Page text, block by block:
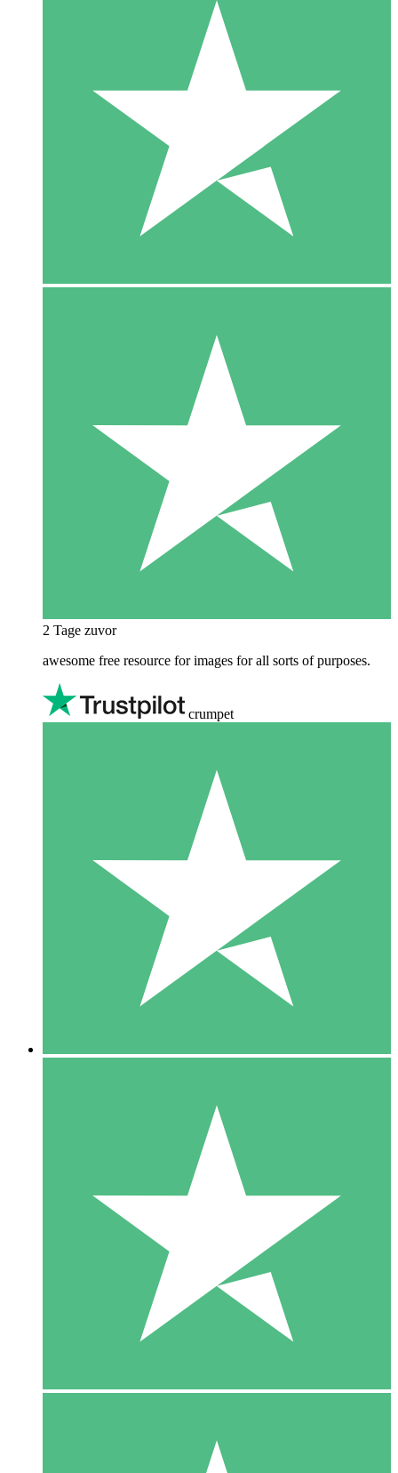
2 Tage zuvor
awesome free resource for images for all sorts of purposes.
crumpet